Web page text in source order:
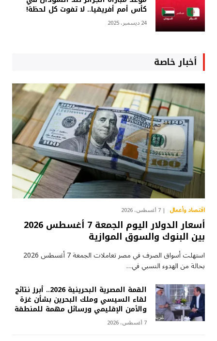
كأس أمم أفريقيا.. لا تفوت كل لحظة!
24 ديسمبر، 2025
أخبار خاصة
اقتصاد وأعمال 7 أغسطس، 2026
أسعار الدولار اليوم الجمعة 7 أغسطس 2026
بين البنوك والسوق الموازية
استهلت أسواق الصرف في مصر تعاملات الجمعة 7 أغسطس 2026
بحالة من الهدوء النسبي في…
القمة المصرية البحرينية 2026.. أبرز نتائج
لقاء السيسي وملك البحرين بشأن غزة
والأمن الإقليمي ورسائل مهمة للمنطقة
7 أغسطس، 2026